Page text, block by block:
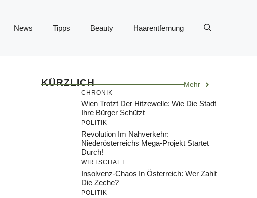
News Tipps Beauty Haarentfernung
KÜRZLICH Mehr
CHRONIK
Wien Trotzt Der Hitzewelle: Wie Die Stadt
Ihre Bürger Schützt
POLITIK
Revolution Im Nahverkehr:
Niederösterreichs Mega-Projekt Startet
Durch!
WIRTSCHAFT
Insolvenz-Chaos In Österreich: Wer Zahlt
Die Zeche?
POLITIK